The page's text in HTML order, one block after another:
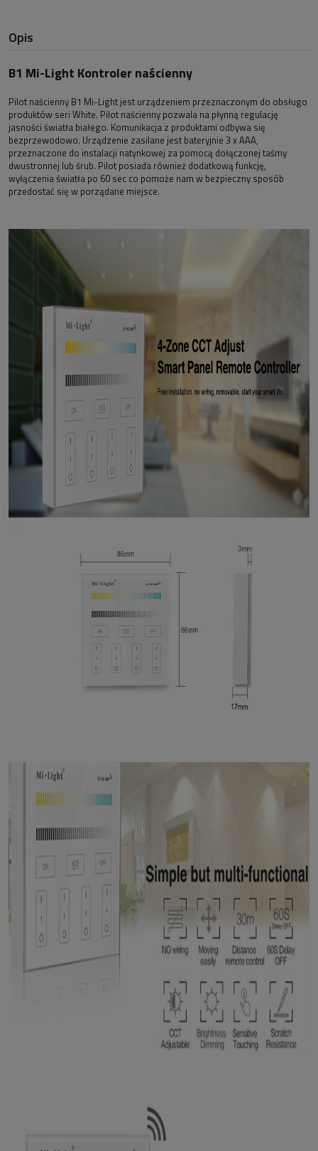
Opis
B1 Mi-Light Kontroler naścienny
Pilot naścienny B1 Mi-Light jest urządzeniem przeznaczonym do obsługo
produktów seri White. Pilot naścienny pozwala na płynną regulację
jasności światła białego. Komunikacja z produktami odbywa się
bezprzewodowo. Urządzenie zasilane jest bateryjnie 3 x AAA,
przeznaczone do instalacji natynkowej za pomocą dołączonej taśmy
dwustronnej lub śrub. Pilot posiada również dodatkową funkcję,
wyłączenia światła po 60 sec co pomoże nam w bezpieczny sposób
przedostać się w porządane miejsce.